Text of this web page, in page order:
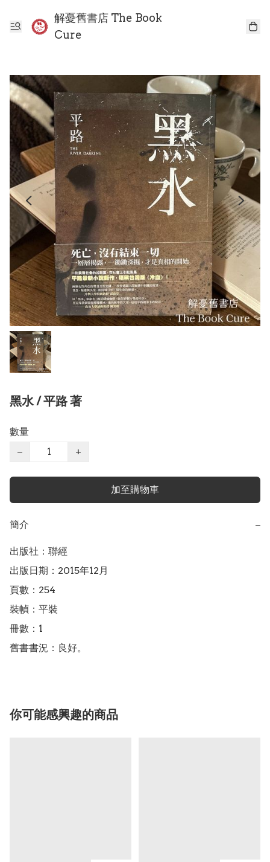
解憂舊書店 The Book
Cure
黑水 / 平路 著
數量
−
+
加至購物車
簡介 −
出版社：聯經
出版日期：2015年12月
頁數：254
裝幀：平裝
冊數：1
舊書書況：良好。
你可能感興趣的商品